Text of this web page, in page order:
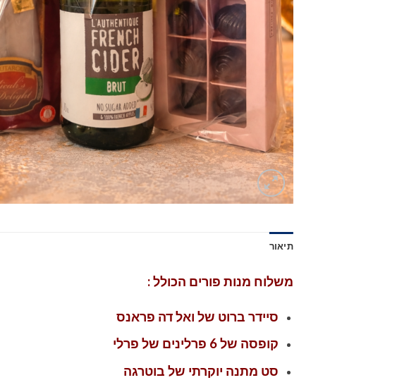
תיאור
משלוח מנות פורים הכולל :
סיידר ברוט של ואל דה פראנס
קופסה של 6 פרלינים של פרלי
סט מתנה יוקרתי של בוטרגה